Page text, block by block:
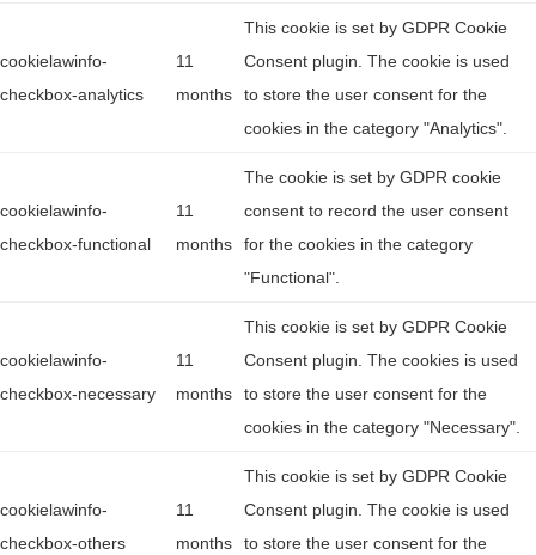
cookielawinfo-
checkbox-analytics
11
months
This cookie is set by GDPR Cookie
Consent plugin. The cookie is used
to store the user consent for the
cookies in the category "Analytics".
cookielawinfo-
checkbox-functional
11
months
The cookie is set by GDPR cookie
consent to record the user consent
for the cookies in the category
"Functional".
cookielawinfo-
checkbox-necessary
11
months
This cookie is set by GDPR Cookie
Consent plugin. The cookies is used
to store the user consent for the
cookies in the category "Necessary".
cookielawinfo-
checkbox-others
11
months
This cookie is set by GDPR Cookie
Consent plugin. The cookie is used
to store the user consent for the